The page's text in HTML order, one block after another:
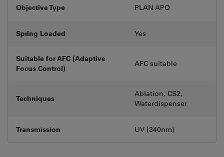
Objective Type PLAN APO
Spring Loaded Yes
Suitable for AFC (Adaptive
Focus Control)
AFC suitable
Techniques
Ablation, CS2,
Waterdispenser
Transmission UV (340nm)